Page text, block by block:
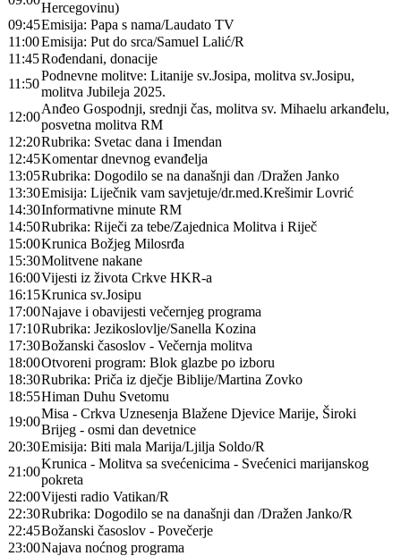
Hercegovinu)
09:45Emisija: Papa s nama/Laudato TV
11:00Emisija: Put do srca/Samuel Lalić/R
11:45Rođendani, donacije
11:50
Podnevne molitve: Litanije sv.Josipa, molitva sv.Josipu,
molitva Jubileja 2025.
12:00
Anđeo Gospodnji, srednji čas, molitva sv. Mihaelu arkanđelu,
posvetna molitva RM
12:20Rubrika: Svetac dana i Imendan
12:45Komentar dnevnog evanđelja
13:05Rubrika: Dogodilo se na današnji dan /Dražen Janko
13:30Emisija: Liječnik vam savjetuje/dr.med.Krešimir Lovrić
14:30Informativne minute RM
14:50Rubrika: Riječi za tebe/Zajednica Molitva i Riječ
15:00Krunica Božjeg Milosrđa
15:30Molitvene nakane
16:00Vijesti iz života Crkve HKR-a
16:15Krunica sv.Josipu
17:00Najave i obavijesti večernjeg programa
17:10Rubrika: Jezikoslovlje/Sanella Kozina
17:30Božanski časoslov - Večernja molitva
18:00Otvoreni program: Blok glazbe po izboru
18:30Rubrika: Priča iz dječje Biblije/Martina Zovko
18:55Himan Duhu Svetomu
19:00
Misa - Crkva Uznesenja Blažene Djevice Marije, Široki
Brijeg - osmi dan devetnice
20:30Emisija: Biti mala Marija/Ljilja Soldo/R
21:00
Krunica - Molitva sa svećenicima - Svećenici marijanskog
pokreta
22:00Vijesti radio Vatikan/R
22:30Rubrika: Dogodilo se na današnji dan /Dražen Janko/R
22:45Božanski časoslov - Povečerje
23:00Najava noćnog programa